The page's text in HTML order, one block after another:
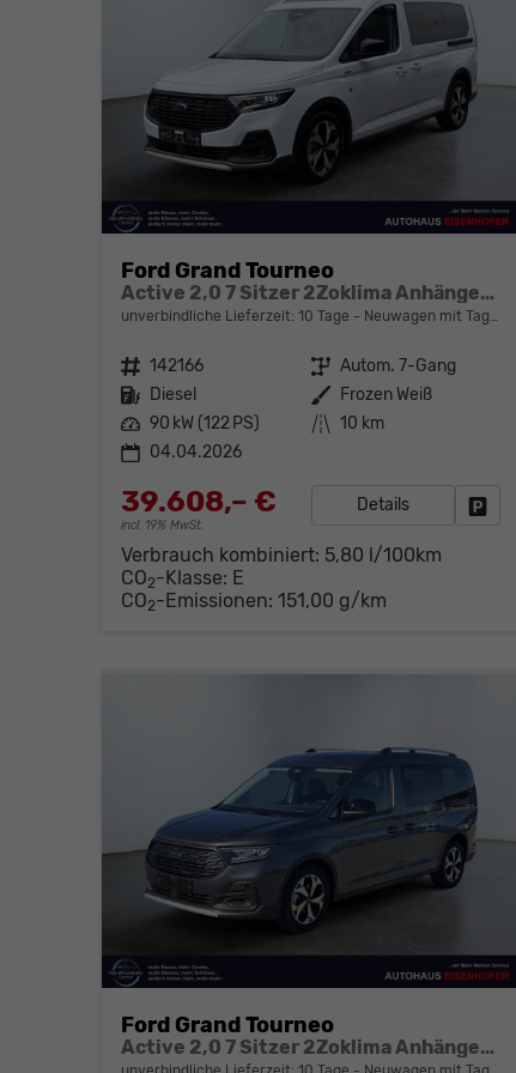
Ford Grand Tourneo
Active 2,0 7 Sitzer 2Zoklima Anhängerkupplung Panoramadach AGR Sitze Sitzheizung Einparkhilfe Kamera 17 Zoll Leichtmetall ACC
unverbindliche Lieferzeit: 10 Tage Neuwagen mit Tageszulassung
Fahrzeugnr. 142166 Getriebe Autom. 7-Gang
Kraftstoff Diesel Außenfarbe Frozen Weiß
Leistung 90 kW (122 PS) Kilometerstand 10 km
04.04.2026
39.608,– €
incl. 19% MwSt.
Details
Verbrauch kombiniert: 5,80 l/100km
CO2-Klasse: E
CO2-Emissionen: 151,00 g/km
Ford Grand Tourneo
Active 2,0 7 Sitzer 2Zoklima Anhängerkupplung Panoramadach AGR Sitze Sitzheizung Einparkhilfe Kamera 17 Zoll Leichtmetall ACC